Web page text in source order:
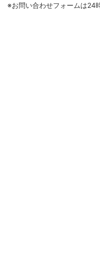
※お問い合わせフォームは24